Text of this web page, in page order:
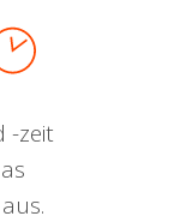
-zeit